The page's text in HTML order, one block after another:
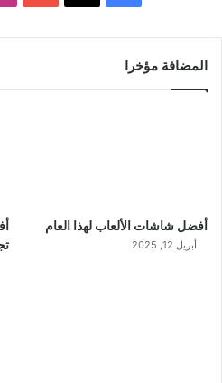
المضافة مؤخرا
أفضل شاشات الألعاب لهذا العام
أبريل 12, 2025